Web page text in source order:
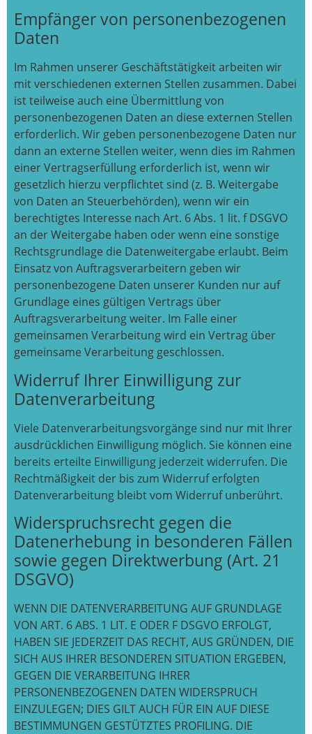
Empfänger von personenbezogenen
Daten
Im Rahmen unserer Geschäftstätigkeit arbeiten wir
mit verschiedenen externen Stellen zusammen. Dabei
ist teilweise auch eine Übermittlung von
personenbezogenen Daten an diese externen Stellen
erforderlich. Wir geben personenbezogene Daten nur
dann an externe Stellen weiter, wenn dies im Rahmen
einer Vertragserfüllung erforderlich ist, wenn wir
gesetzlich hierzu verpflichtet sind (z. B. Weitergabe
von Daten an Steuerbehörden), wenn wir ein
berechtigtes Interesse nach Art. 6 Abs. 1 lit. f DSGVO
an der Weitergabe haben oder wenn eine sonstige
Rechtsgrundlage die Datenweitergabe erlaubt. Beim
Einsatz von Auftragsverarbeitern geben wir
personenbezogene Daten unserer Kunden nur auf
Grundlage eines gültigen Vertrags über
Auftragsverarbeitung weiter. Im Falle einer
gemeinsamen Verarbeitung wird ein Vertrag über
gemeinsame Verarbeitung geschlossen.
Widerruf Ihrer Einwilligung zur
Datenverarbeitung
Viele Datenverarbeitungsvorgänge sind nur mit Ihrer
ausdrücklichen Einwilligung möglich. Sie können eine
bereits erteilte Einwilligung jederzeit widerrufen. Die
Rechtmäßigkeit der bis zum Widerruf erfolgten
Datenverarbeitung bleibt vom Widerruf unberührt.
Widerspruchsrecht gegen die
Datenerhebung in besonderen Fällen
sowie gegen Direktwerbung (Art. 21
DSGVO)
WENN DIE DATENVERARBEITUNG AUF GRUNDLAGE
VON ART. 6 ABS. 1 LIT. E ODER F DSGVO ERFOLGT,
HABEN SIE JEDERZEIT DAS RECHT, AUS GRÜNDEN, DIE
SICH AUS IHRER BESONDEREN SITUATION ERGEBEN,
GEGEN DIE VERARBEITUNG IHRER
PERSONENBEZOGENEN DATEN WIDERSPRUCH
EINZULEGEN; DIES GILT AUCH FÜR EIN AUF DIESE
BESTIMMUNGEN GESTÜTZTES PROFILING. DIE